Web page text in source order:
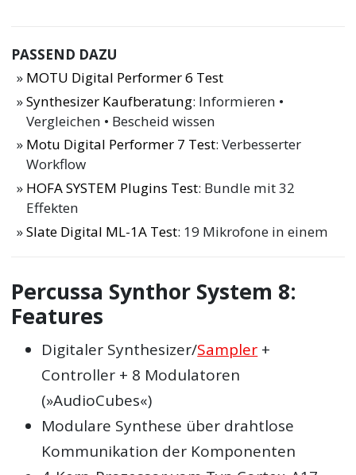
PASSEND DAZU
MOTU Digital Performer 6 Test
Synthesizer Kaufberatung: Informieren •
Vergleichen • Bescheid wissen
Motu Digital Performer 7 Test: Verbesserter
Workflow
HOFA SYSTEM Plugins Test: Bundle mit 32
Effekten
Slate Digital ML-1A Test: 19 Mikrofone in einem
Percussa Synthor System 8:
Features
Digitaler Synthesizer/Sampler +
Controller + 8 Modulatoren
(»AudioCubes«)
Modulare Synthese über drahtlose
Kommunikation der Komponenten